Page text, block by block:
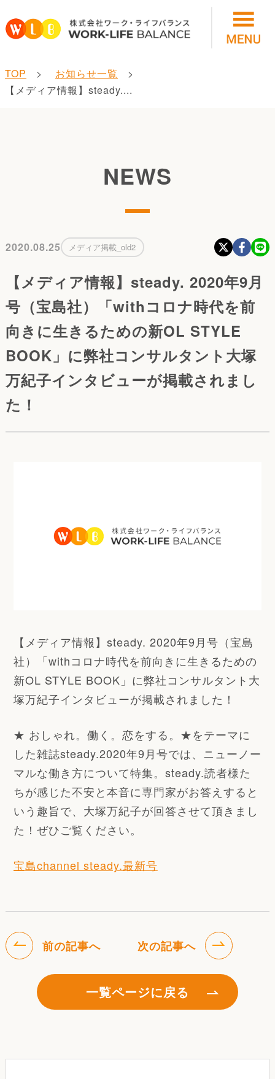
TOP
お知らせ一覧
【メディア情報】steady....
NEWS
2020.08.25 メディア掲載_old2
【メディア情報】steady. 2020年9月
号（宝島社）「withコロナ時代を前
向きに生きるための新OL STYLE
BOOK」に弊社コンサルタント大塚
万紀子インタビューが掲載されまし
た！
【メディア情報】steady. 2020年9月号（宝島
社）「withコロナ時代を前向きに生きるための
新OL STYLE BOOK」に弊社コンサルタント大
塚万紀子インタビューが掲載されました！
★ おしゃれ。働く。恋をする。★をテーマに
した雑誌steady.2020年9月号では、ニューノー
マルな働き方について特集。steady.読者様た
ちが感じた不安と本音に専門家がお答えすると
いう趣旨で、大塚万紀子が回答させて頂きまし
た！ぜひご覧ください。
宝島channel steady.最新号
前の記事へ
一覧ページに戻る
次の記事へ